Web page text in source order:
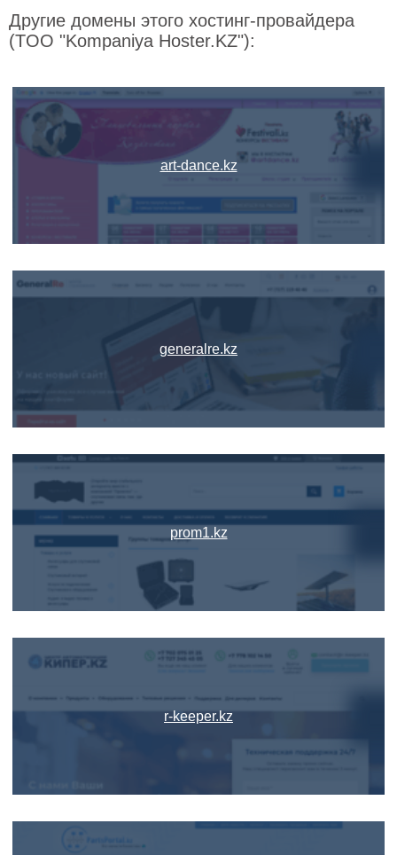
Другие домены этого хостинг-провайдера
(TOO "Kompaniya Hoster.KZ"):
art-dance.kz
generalre.kz
prom1.kz
r-keeper.kz